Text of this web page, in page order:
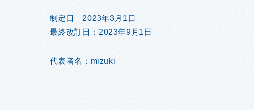
制定日： 2023年3月1日
最終改訂日： 2023年9月1日
代表者名： mizuki